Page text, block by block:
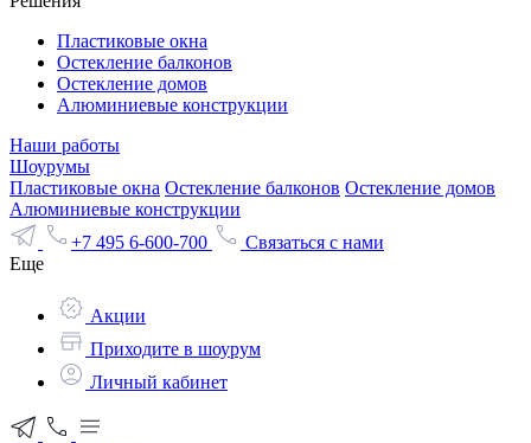
Пластиковые окна
Остекление балконов
Остекление домов
Алюминиевые конструкции
Наши работы
Шоурумы
Пластиковые окна Остекление балконов Остекление домов
Алюминиевые конструкции
+7 495 6-600-700
Связаться с нами
Еще
Акции
Приходите в шоурум
Личный кабинет